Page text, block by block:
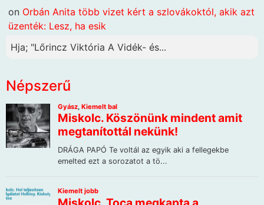
on Orbán Anita több vizet kért a szlovákoktól, akik azt
üzenték: Lesz, ha esik
Hja; "Lőrincz Viktória A Vidék- és...
Népszerű